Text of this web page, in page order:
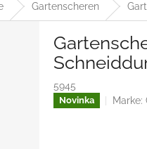
Gartenscheren
5945
Novinka Marke: